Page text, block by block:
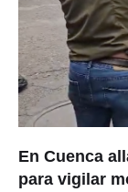
En Cuenca
para vigilar